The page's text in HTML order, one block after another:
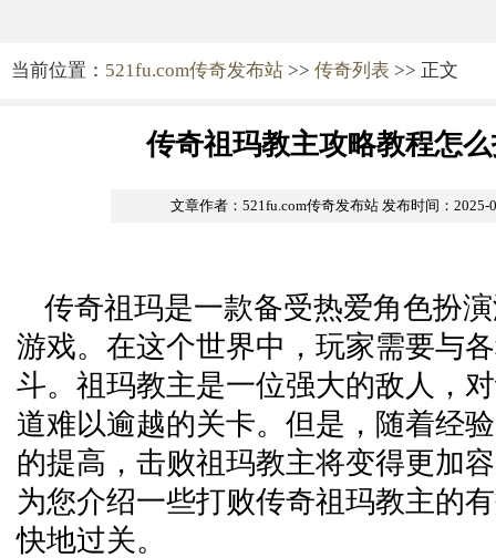
当前位置： 521fu.com传奇发布站 >> 传奇列表 >> 正文
传奇祖玛教主攻略教程怎
文章作者：521fu.com传奇发布站 发布时间：2025-
传奇祖玛是一款备受热爱角色扮
游戏。在这个世界中，玩家需要与
斗。祖玛教主是一位强大的敌人，
道难以逾越的关卡。但是，随着经
的提高，击败祖玛教主将变得更加
为您介绍一些打败传奇祖玛教主的
快地过关。